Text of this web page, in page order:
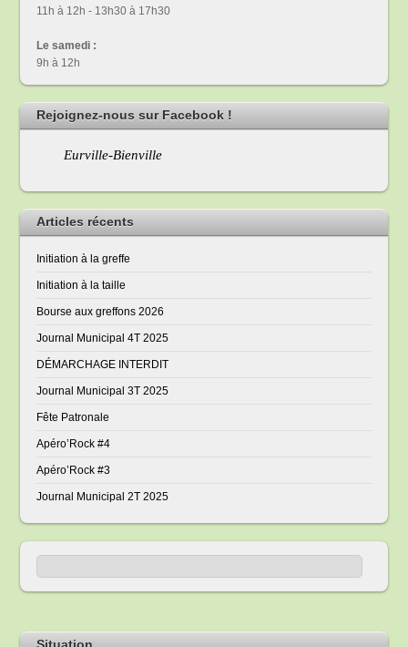
11h à 12h - 13h30 à 17h30
Le samedi :
9h à 12h
Rejoignez-nous sur Facebook !
Eurville-Bienville
Articles récents
Initiation à la greffe
Initiation à la taille
Bourse aux greffons 2026
Journal Municipal 4T 2025
DÉMARCHAGE INTERDIT
Journal Municipal 3T 2025
Fête Patronale
Apéro’Rock #4
Apéro’Rock #3
Journal Municipal 2T 2025
Situation